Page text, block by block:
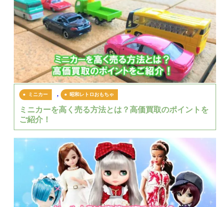
ミニカー , 昭和レトロおもちゃ
ミニカーを高く売る方法とは？高価買取のポイントを
ご紹介！